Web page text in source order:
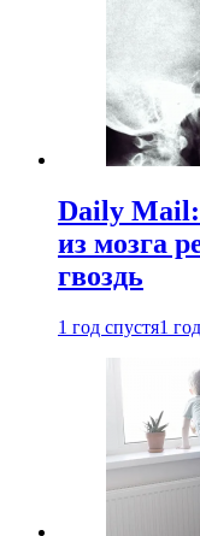
Daily
из мозга
гвоздь
1 год спустя1